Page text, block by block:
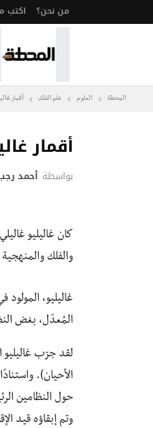
من نحن؟ اكتب
المحطة العلوم علم الفلك أقمار
أقمار
بواسطة أحمد
كان غاليليو غاليلي (1564-1642) بمثابة الشخصية المركزية للثورة العلمية في القرن السابع
والفلك
غاليليو،
المُعدّل، بغض
لقد جرّب
الأحيان).
وتم إبقاؤه قيد